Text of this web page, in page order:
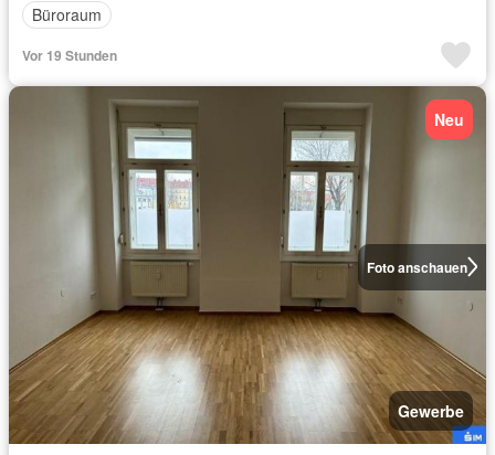
Büroraum
Vor 19 Stunden
Foto anschauen
Neu
Gewerbe